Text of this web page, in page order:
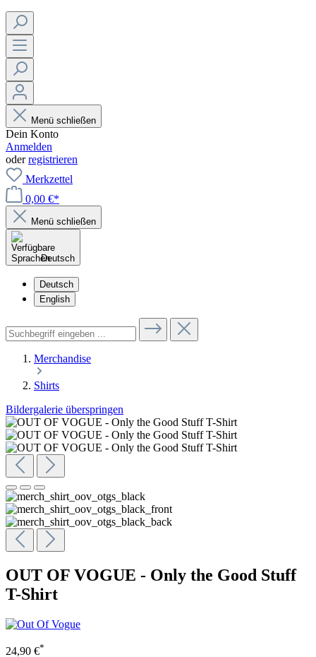
Menü schließen
Dein Konto
Anmelden
oderregistrieren
Merkzettel
0,00 €*
Menü schließen
Deutsch
Deutsch
English
Merchandise
Shirts
Bildergalerie überspringen
OUT OF VOGUE - Only the Good Stuff
T-Shirt
24,90 €*